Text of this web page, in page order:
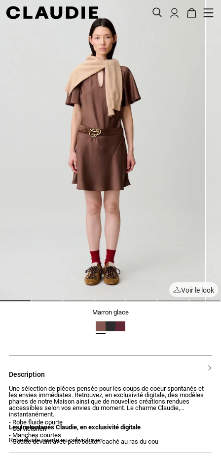
Voir le look
marron glace
description
Une sélection de pièces pensée pour les coups de coeur spontanés et
les envies immédiates. Retrouvez, en exclusivité digitale, des modèles
phares de notre Maison ainsi que de nouvelles créations rendues
accessibles selon vos envies du moment. Le charme Claudie,
instantanément.
Les Instantanés Claudie, en exclusivité digitale
Robe fluide courte au col victorien
- Robe fluide courte
- Col victorien
- Manches courtes
- Goutte devant avec petit bouton caché au ras du cou